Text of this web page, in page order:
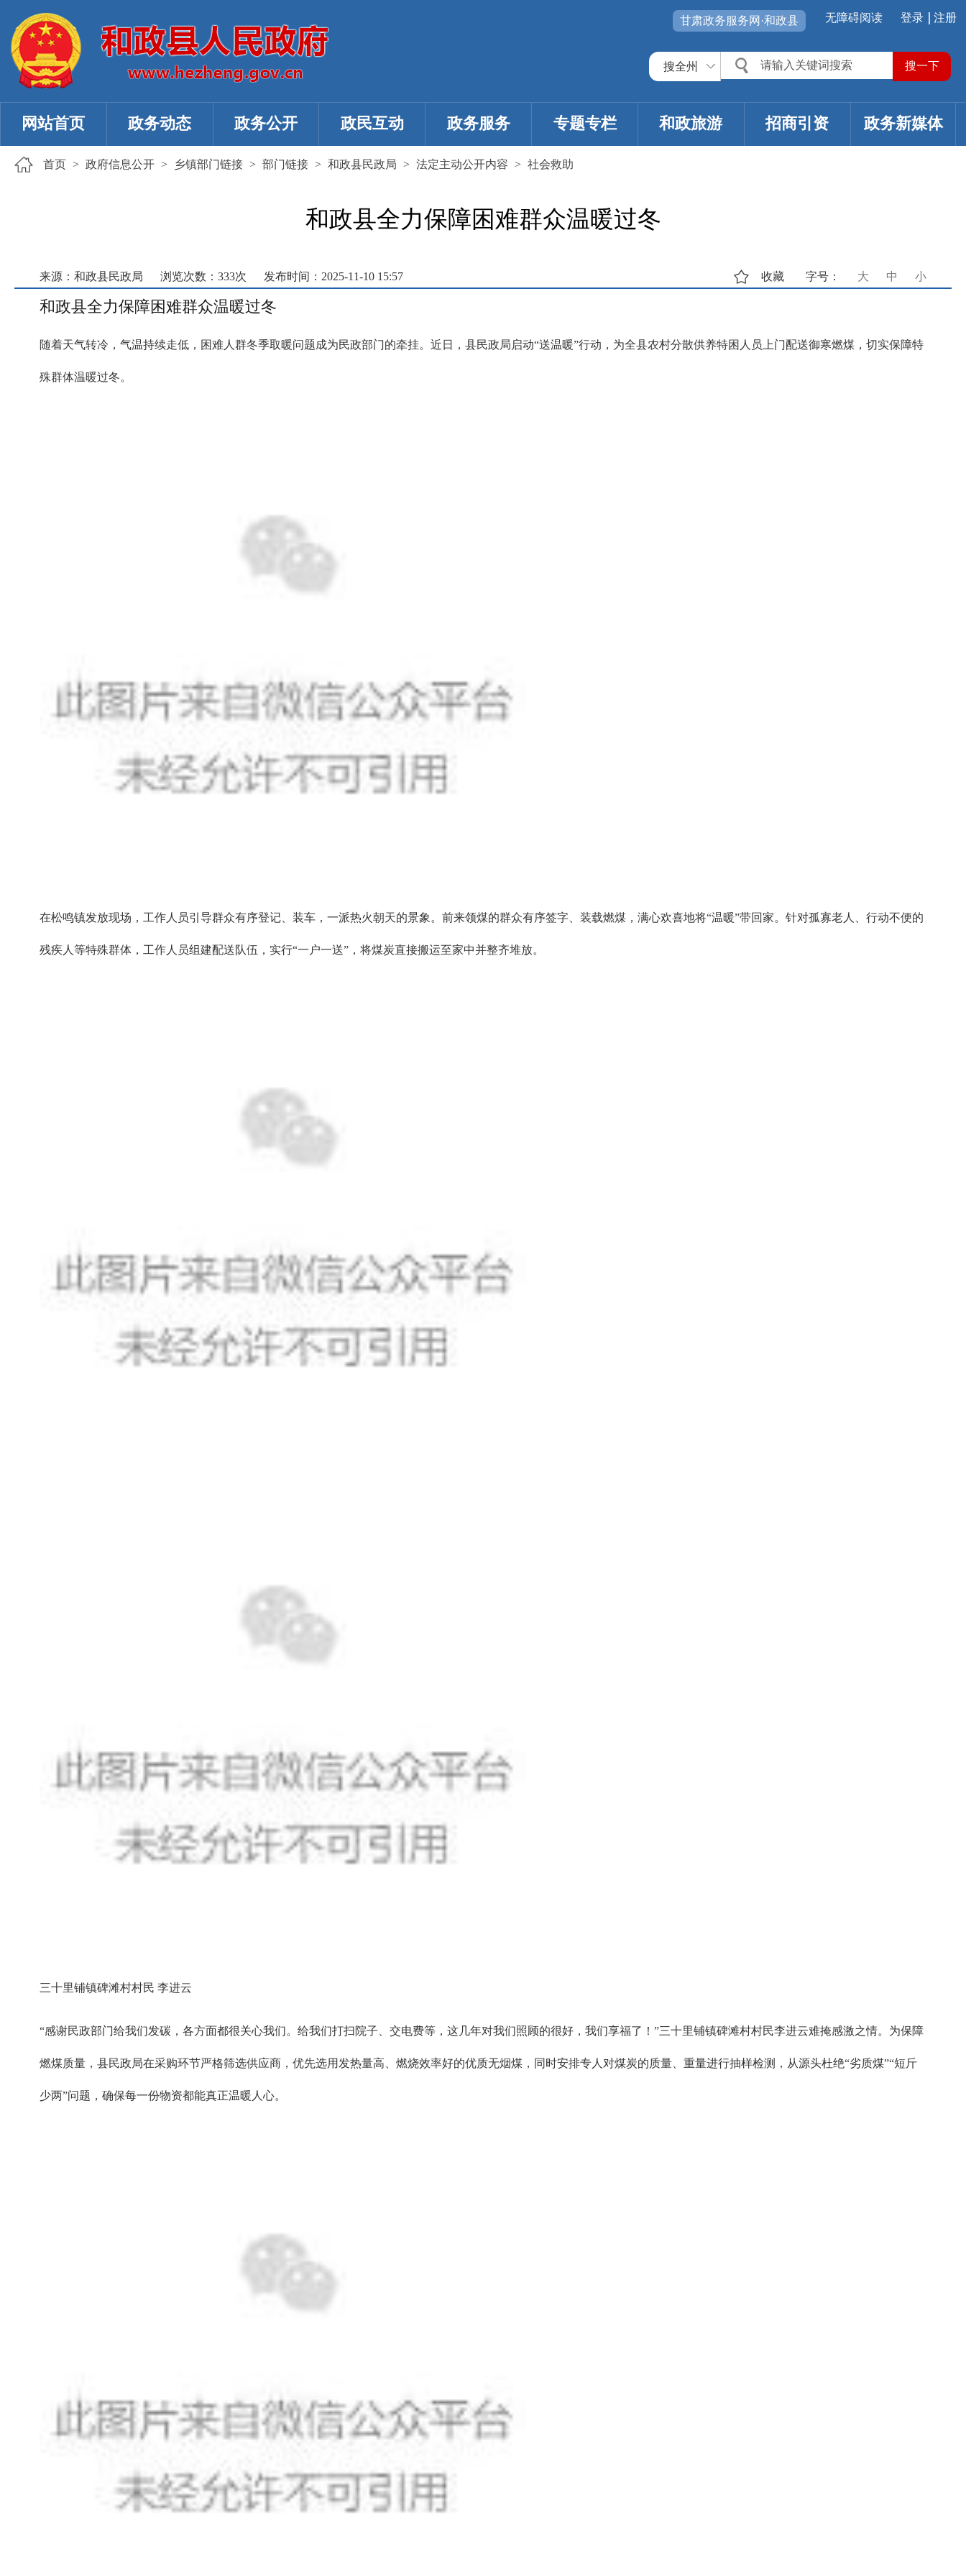
登录 注册
无障碍阅读
甘肃政务服务网·和政县
搜全州
网站首页 政务动态 政务公开 政民互动 政务服务 专题专栏 和政旅游 招商引资 政务新媒体
首页 > 政府信息公开 > 乡镇部门链接 > 部门链接 > 和政县民政局 > 法定主动公开内容 > 社会救助
和政县全力保障困难群众温暖过冬
来源：和政县民政局 浏览次数： 333次 发布时间：2025-11-10 15:57 字号： 大 中 小
收藏
和政县全力保障困难群众温暖过冬
随着天气转冷，气温持续走低，困难人群冬季取暖问题成为民政部门的牵挂。近日，县民政局启动“送温暖”行动，为全县农村分散供养特困人员上门配送御寒燃煤，切实保障特
殊群体温暖过冬。
在松鸣镇发放现场，工作人员引导群众有序登记、装车，一派热火朝天的景象。前来领煤的群众有序签字、装载燃煤，满心欢喜地将“温暖”带回家。针对孤寡老人、行动不便的
残疾人等特殊群体，工作人员组建配送队伍，实行“一户一送”，将煤炭直接搬运至家中并整齐堆放。
三十里铺镇碑滩村村民 李进云
“感谢民政部门给我们发碳，各方面都很关心我们。给我们打扫院子、交电费等，这几年对我们照顾的很好，我们享福了！”三十里铺镇碑滩村村民李进云难掩感激之情。为保障
燃煤质量，县民政局在采购环节严格筛选供应商，优先选用发热量高、燃烧效率好的优质无烟煤，同时安排专人对煤炭的质量、重量进行抽样检测，从源头杜绝“劣质煤”“短斤
少两”问题，确保每一份物资都能真正温暖人心。